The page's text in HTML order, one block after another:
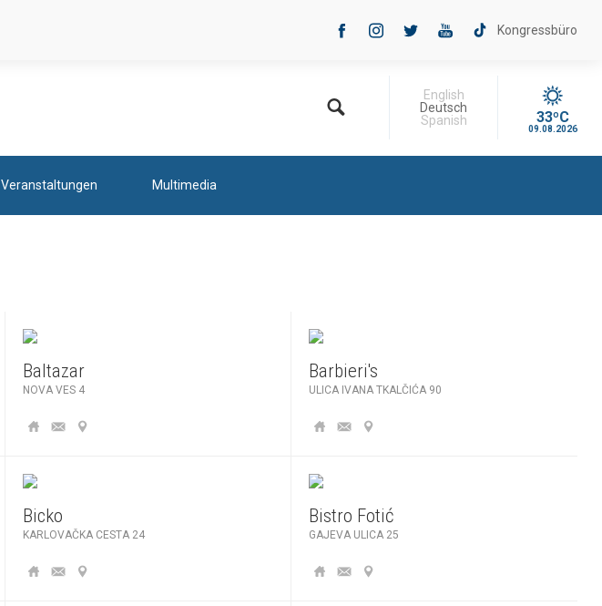
Kongressbüro
English
Deutsch
Spanish
33ºC
09.08.2026
Veranstaltungen Multimedia
Baltazar
NOVA VES 4
Barbieri's
ULICA IVANA TKALČIĆA 90
Bicko
KARLOVAČKA CESTA 24
Bistro Fotić
GAJEVA ULICA 25